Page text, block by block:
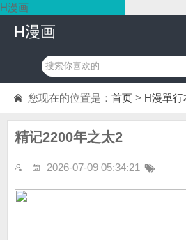
H漫画
H漫画
您现在的位置是： 首页 > H漫單行
精记2200年之太2
2026-07-09 05:34:21